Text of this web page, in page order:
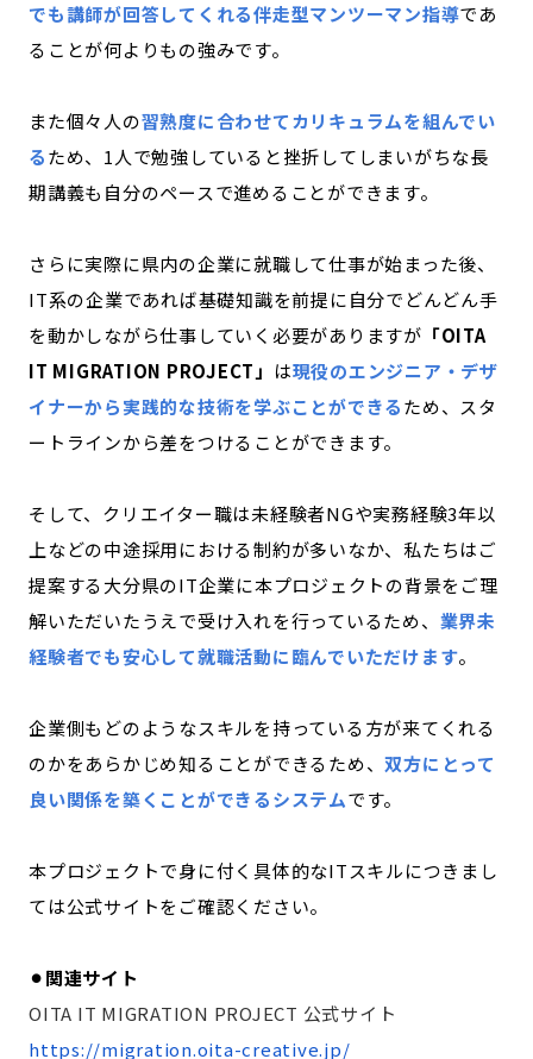
でも講師が回答してくれる伴走型マンツーマン指導であ
ることが何よりもの強みです。
また個々人の習熟度に合わせてカリキュラムを組んでい
るため、1人で勉強していると挫折してしまいがちな長
期講義も自分のペースで進めることができます。
さらに実際に県内の企業に就職して仕事が始まった後、
IT系の企業であれば基礎知識を前提に自分でどんどん手
を動かしながら仕事していく必要がありますが 「OITA
IT MIGRATION PROJECT」 は現役のエンジニア・デザ
イナーから実践的な技術を学ぶことができるため、スタ
ートラインから差をつけることができます。
そして、クリエイター職は未経験者NGや実務経験3年以
上などの中途採用における制約が多いなか、私たちはご
提案する大分県のIT企業に本プロジェクトの背景をご理
解いただいたうえで受け入れを行っているため、 業界未
経験者でも安心して就職活動に臨んでいただけます。
企業側もどのようなスキルを持っている方が来てくれる
のかをあらかじめ知ることができるため、双方にとって
良い関係を築くことができるシステムです。
本プロジェクトで身に付く具体的なITスキルにつきまし
ては公式サイトをご確認ください。
⚫︎関連サイト
OITA IT MIGRATION PROJECT 公式サイト
https://migration.oita-creative.jp/